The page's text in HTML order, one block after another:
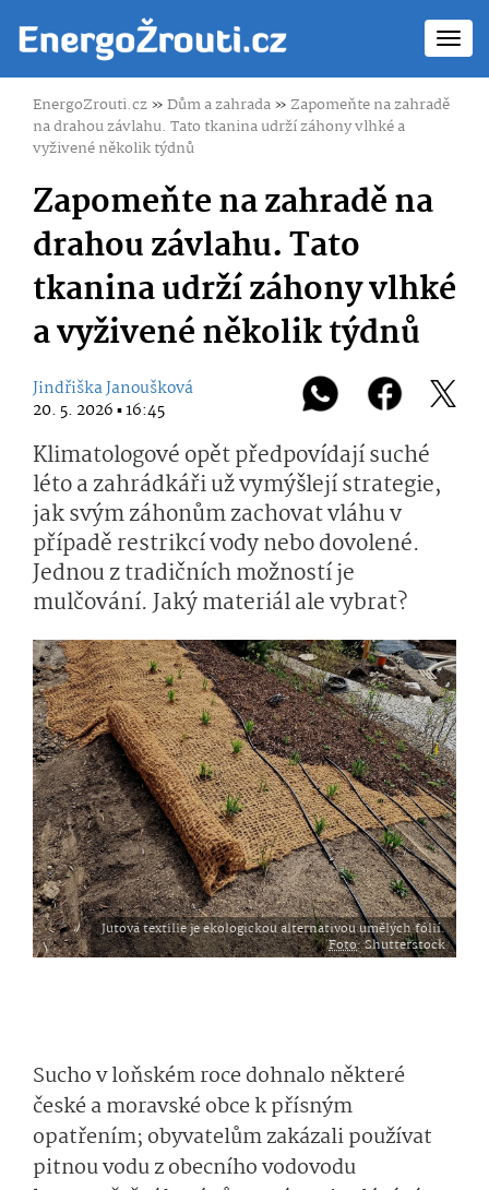
EnergoZrouti.cz»Dům a zahrada»Zapomeňte na zahradě
na drahou závlahu. Tato tkanina udrží záhony vlhké a
vyživené několik týdnů
Zapomeňte na zahradě na
drahou závlahu. Tato
tkanina udrží záhony vlhké
a vyživené několik týdnů
Jindřiška Janoušková
20. 5. 2026 ▪ 16:45
Klimatologové opět předpovídají suché
léto a zahrádkáři už vymýšlejí strategie,
jak svým záhonům zachovat vláhu v
případě restrikcí vody nebo dovolené.
Jednou z tradičních možností je
mulčování. Jaký materiál ale vybrat?
Jutová textilie je ekologickou alternativou umělých fólií.
Foto: Shutterstock
Sucho v loňském roce dohnalo některé
české a moravské obce k přísným
opatřením; obyvatelům zakázali používat
pitnou vodu z obecního vodovodu